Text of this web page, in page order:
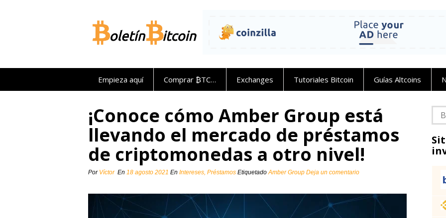
Empieza aquí Comprar ₿TC… Exchanges Tutoriales Bitcoin Guías Altcoins
¡Conoce cómo Amber Group está
llevando el mercado de préstamos
de criptomonedas a otro nivel!
Por Víctor En 18 agosto 2021 En Intereses, Préstamos EtiquetadoAmber Group Deja un comentario